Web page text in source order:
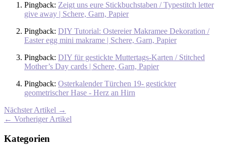
Pingback: Zeigt uns eure Stickbuchstaben / Typestitch letter
give away | Schere, Garn, Papier
Pingback: DIY Tutorial: Ostereier Makramee Dekoration /
Easter egg mini makrame | Schere, Garn, Papier
Pingback: DIY für gestickte Muttertags-Karten / Stitched
Mother’s Day cards | Schere, Garn, Papier
Pingback: Osterkalender Türchen 19- gestickter
geometrischer Hase - Herz an Hirn
Nächster Artikel →
← Vorheriger Artikel
Kategorien